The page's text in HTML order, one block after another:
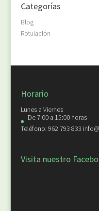
Categorías
Blog
Rotulación
Horario
Lunes a Viernes
De 7:00 a 15:00 horas
Teléfono: 962 793 833
Visita nuestro